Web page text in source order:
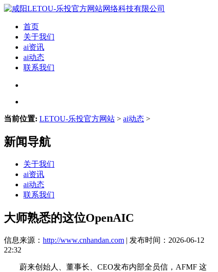
首页
关于我们
ai资讯
ai动态
联系我们
当前位置: LETOU-乐投官方网站 > ai动态 >
新闻导航
关于我们
ai资讯
ai动态
联系我们
大师熟悉的这位OpenAIC
信息来源： http://www.cnhandan.com | 发布时间：2026-06-12
22:32
蔚来创始人、董事长、CEO发布内部全员信，AFMF 这